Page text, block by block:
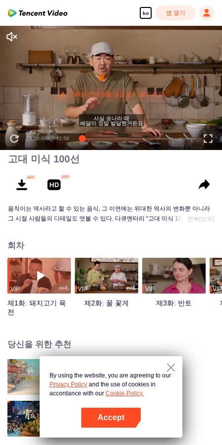
ko 앱 열기
00:00:00/00:12:50
고대 미식 100선
움직이는 역사라고 할 수 있는 음식, 그 이면에는 위대한 역사의 변화뿐 아니라
그 시절 사람들의 디테일도 엿볼 수 있다. 다큐멘터리 “고대 미식 100선”은 자연
문학가인 가오원치가 “메인 쉐프”가 되어 미식, 문화 등 영역의 연예인 게스트를
초대해 밝은 분위기 속에서 천백 년 전 옛날 음식들에 대해 알아보는 전통 문화
와 생활 지식이 접목된 특별한 시간을 마련하고자 한다.
전부[모두]
회차
VIP
제1화: 돼지고기 육
전
VIP
제2화: 꿀 꽃게
VIP
제3화: 반토
VIP
당신을 위한 추천
China Beyond Tastes
Taste Humanity at Night S2
By using the website, you are agreeing to our
Privacy Policy and the use of cookies in
accordance with our Cookie Policy.
Accept